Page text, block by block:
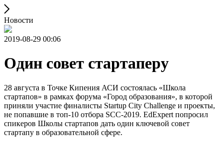
Новости
2019-08-29 00:06
Один совет стартаперу
28 августа в Точке Кипения АСИ состоялась «Школа
стартапов» в рамках форума «Город образования», в которой
приняли участие финалисты Startup City Challenge и проекты,
не попавшие в топ-10 отбора SCC-2019. EdExpert попросил
спикеров Школы стартапов дать один ключевой совет
стартапу в образовательной сфере.